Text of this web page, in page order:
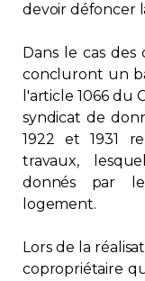
devoir défoncer
Dans le cas des
concluront un
l'article 1066 du
syndicat de
1922 et 1931
travaux,
donnés par
logement.
Lors de la
copropriétaire